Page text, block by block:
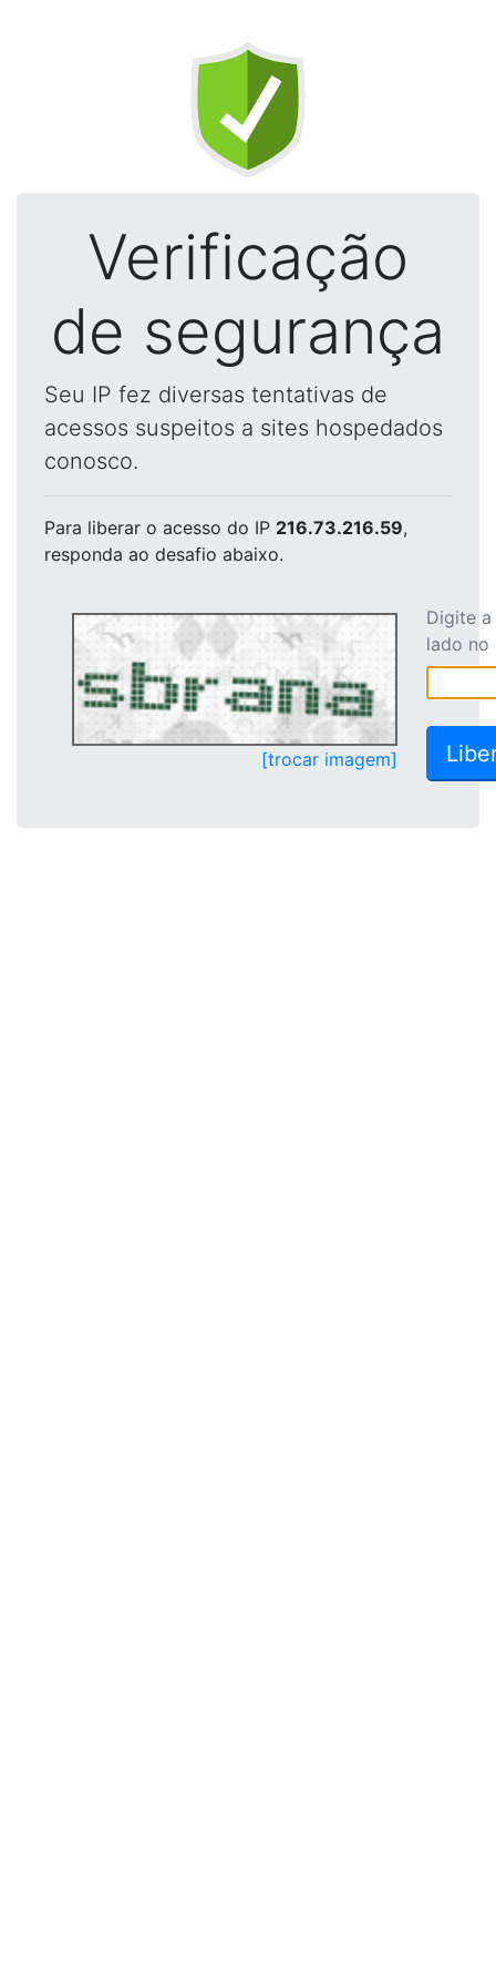
Verificação
de segurança
Seu IP fez diversas tentativas de
acessos suspeitos a sites hospedados
conosco.
Para liberar o acesso do IP 216.73.216.59,
responda ao desafio abaixo.
[trocar imagem]
Digite
lado no